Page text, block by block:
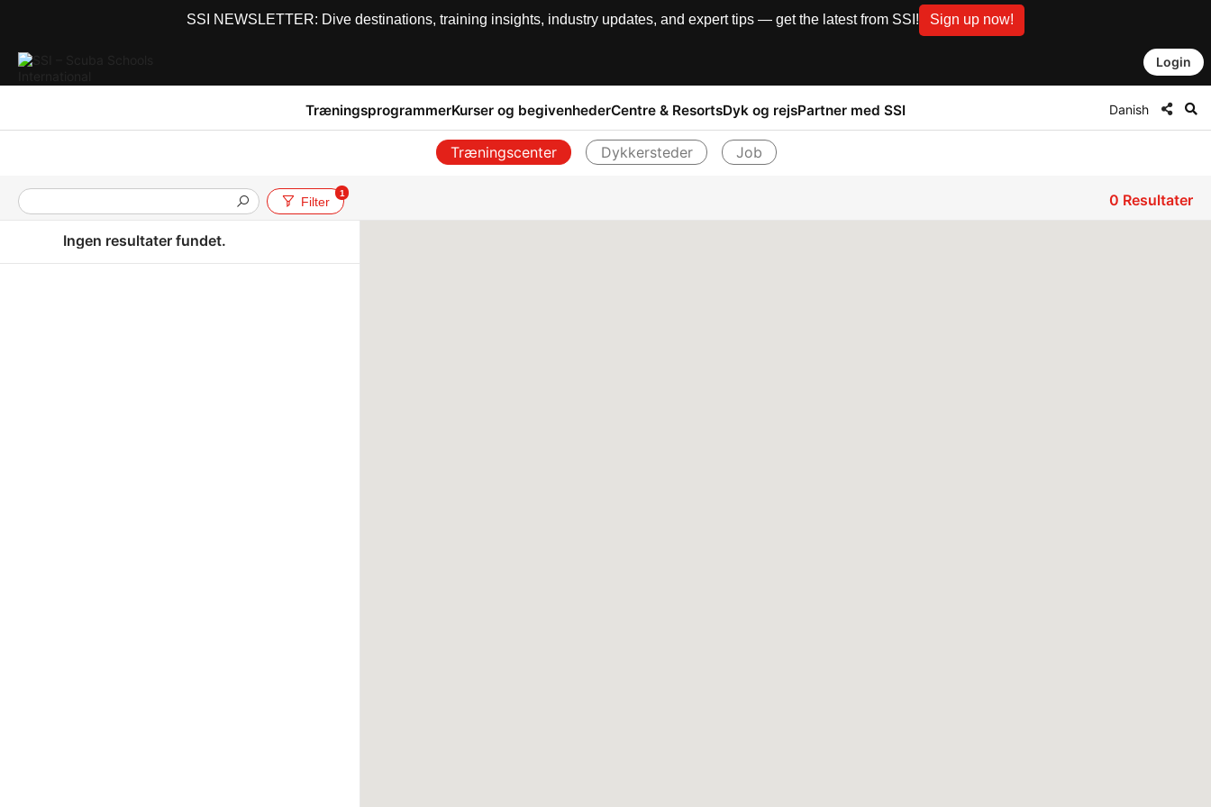
SSI NEWSLETTER: Dive destinations, training insights, industry updates, and expert tips — get the latest from SSI! Sign up now!
Login
TræningsprogrammerKurser og begivenhederCentre & ResortsDyk og rejsPartner med SSI Danish
Træningscenter Dykkersteder Job
Filter
1 0 Resultater
Ingen resultater fundet.